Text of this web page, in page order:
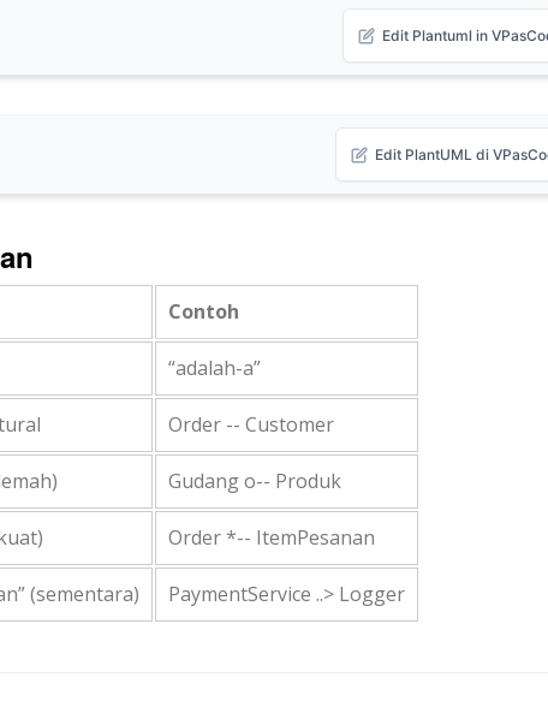
Edit Plantuml in
Edit PlantUML di
Contoh
“adalah-a”
Order -- Customer
Gudang o-- Produk
Order *-- ItemPesanan
(sementara) PaymentService ..> Logger